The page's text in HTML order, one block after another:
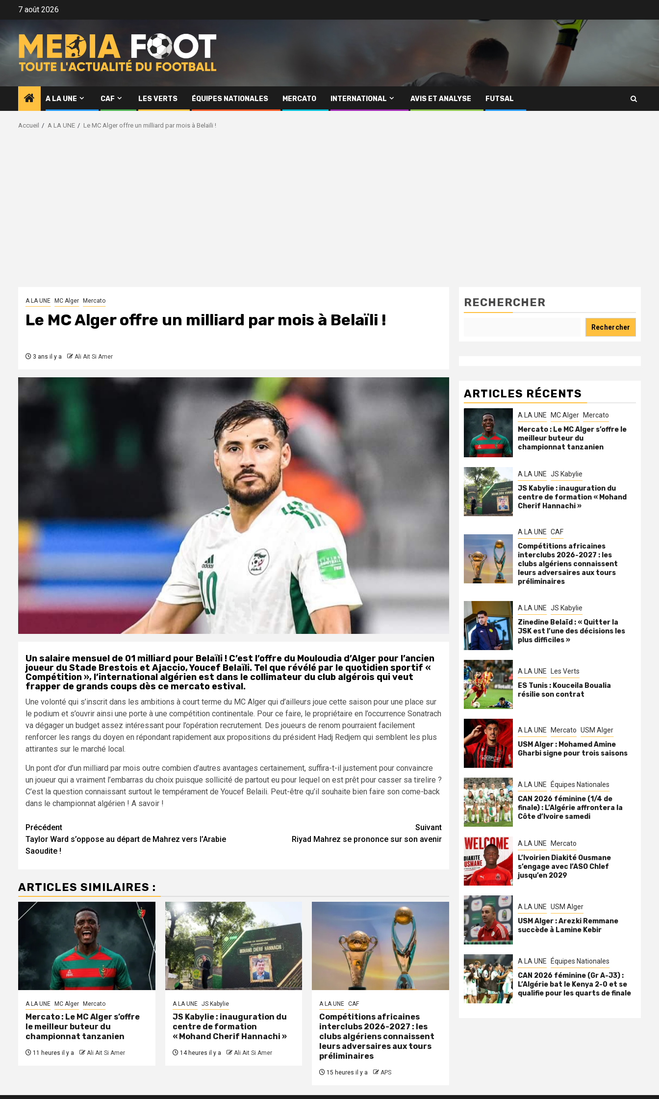
7 août 2026
A LA UNE CAF LES VERTS ÉQUIPES NATIONALES MERCATO INTERNATIONAL AVIS ET ANALYSE FUTSAL
Accueil A LA UNE Le MC Alger offre un milliard par mois à Belaïli !
A LA UNE MC Alger Mercato
Le MC Alger offre un milliard par mois à Belaïli !
3 ans il y a Ali Ait Si Amer
Un salaire mensuel de 01 milliard pour Belaïli ! C’est l’offre du Mouloudia d’Alger pour l’ancien
joueur du Stade Brestois et Ajaccio, Youcef Belaïli. Tel que révélé par le quotidien sportif «
Compétition », l’international algérien est dans le collimateur du club algérois qui veut
frapper de grands coups dès ce mercato estival.
Une volonté qui s’inscrit dans les ambitions à court terme du MC Alger qui d’ailleurs joue cette saison pour une place sur
le podium et s’ouvrir ainsi une porte à une compétition continentale. Pour ce faire, le propriétaire en l’occurrence Sonatrach
va dégager un budget assez intéressant pour l’opération recrutement. Des joueurs de renom pourraient facilement
renforcer les rangs du doyen en répondant rapidement aux propositions du président Hadj Redjem qui semblent les plus
attirantes sur le marché local.
Un pont d’or d’un milliard par mois outre combien d’autres avantages certainement, suffira-t-il justement pour convaincre
un joueur qui a vraiment l’embarras du choix puisque sollicité de partout eu pour lequel on est prêt pour casser sa tirelire ?
C’est la question connaissant surtout le tempérament de Youcef Belaili. Peut-être qu’il souhaite bien faire son come-back
dans le championnat algérien ! A savoir !
Navigation
d’article
Précédent
Taylor Ward s’oppose au départ de Mahrez vers l’Arabie
Saoudite !
Suivant
Riyad Mahrez se prononce sur son avenir
ARTICLES SIMILAIRES :
A LA UNE MC Alger Mercato
Mercato : Le MC Alger s’offre
le meilleur buteur du
championnat tanzanien
11 heures il y a Ali Ait Si Amer
A LA UNE JS Kabylie
JS Kabylie : inauguration du
centre de formation
« Mohand Cherif Hannachi »
14 heures il y a Ali Ait Si Amer
A LA UNE CAF
Compétitions africaines
interclubs 2026-2027 : les
clubs algériens connaissent
leurs adversaires aux tours
préliminaires
15 heures il y a APS
RECHERCHER
Rechercher
ARTICLES RÉCENTS
A LA UNE MC Alger Mercato
Mercato : Le MC Alger s’offre le
meilleur buteur du
championnat tanzanien
A LA UNE JS Kabylie
JS Kabylie : inauguration du
centre de formation « Mohand
Cherif Hannachi »
A LA UNE CAF
Compétitions africaines
interclubs 2026-2027 : les
clubs algériens connaissent
leurs adversaires aux tours
préliminaires
A LA UNE JS Kabylie
Zinedine Belaïd : « Quitter la
JSK est l’une des décisions les
plus difficiles »
A LA UNE Les Verts
ES Tunis : Kouceila Boualia
résilie son contrat
A LA UNE Mercato USM Alger
USM Alger : Mohamed Amine
Gharbi signe pour trois saisons
A LA UNE Équipes Nationales
CAN 2026 féminine (1/4 de
finale) : L’Algérie affrontera la
Côte d’Ivoire samedi
A LA UNE Mercato
L’Ivoirien Diakité Ousmane
s’engage avec l’ASO Chlef
jusqu’en 2029
A LA UNE USM Alger
USM Alger : Arezki Remmane
succède à Lamine Kebir
A LA UNE Équipes Nationales
CAN 2026 féminine (Gr A-J3) :
L’Algérie bat le Kenya 2-0 et se
qualifie pour les quarts de finale